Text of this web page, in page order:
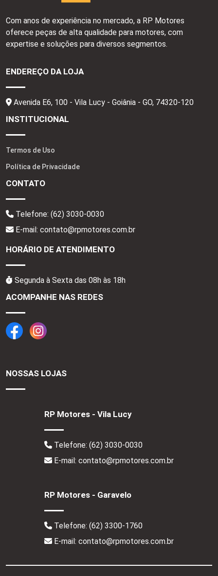
Com anos de experiência no mercado, a RP Motores
oferece peças de alta qualidade para motores, com
expertise e soluções para diversos segmentos.
ENDEREÇO DA LOJA
Avenida E6, 100 - Vila Lucy - Goiânia - GO, 74320-120
INSTITUCIONAL
Termos de Uso
Política de Privacidade
CONTATO
Telefone: (62) 3030-0030
E-mail: contato@rpmotores.com.br
HORÁRIO DE ATENDIMENTO
Segunda à Sexta das 08h às 18h
ACOMPANHE NAS REDES
NOSSAS LOJAS
RP Motores - Vila Lucy
Telefone: (62) 3030-0030
E-mail: contato@rpmotores.com.br
RP Motores - Garavelo
Telefone: (62) 3300-1760
E-mail: contato@rpmotores.com.br